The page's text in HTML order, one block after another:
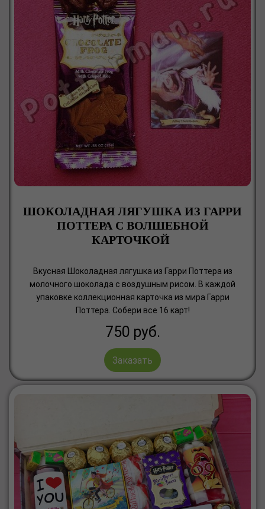
ШОКОЛАДНАЯ ЛЯГУШКА ИЗ ГАРРИ
ПОТТЕРА С ВОЛШЕБНОЙ
КАРТОЧКОЙ
Вкусная Шоколадная лягушка из Гарри Поттера из
молочного шоколада с воздушным рисом. В каждой
упаковке коллекционная карточка из мира Гарри
Поттера. Собери все 16 карт!
750 руб.
Заказать